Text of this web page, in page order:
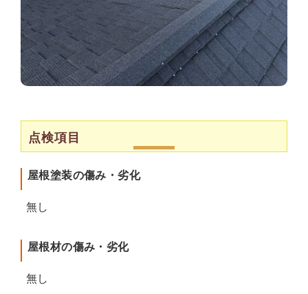
点検項目
屋根塗装の傷み・劣化
無し
屋根材の傷み・劣化
無し